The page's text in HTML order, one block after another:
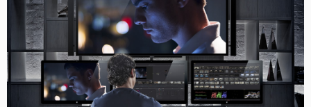
Canada
Denmark
Finland